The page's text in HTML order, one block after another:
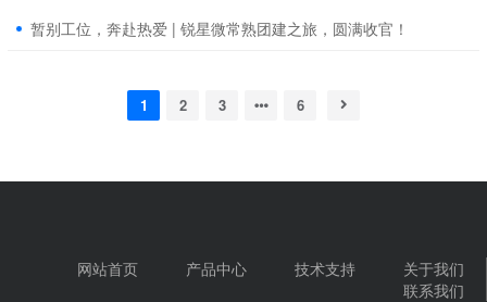
暂别工位，奔赴热爱 | 锐星微常熟团建之旅，圆满收官！
1 2 3 6
网站首页 产品中心 技术支持
关于我们
联系我们